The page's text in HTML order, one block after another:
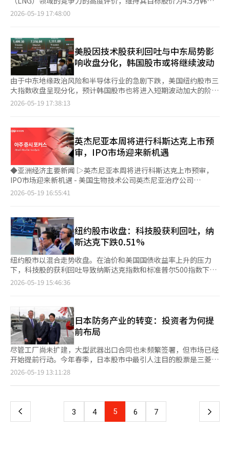
股，而科斯达克的多数股票则被忽视。在这种情况下，如果全球流
身的竞争力。然而，韩国的代表性成长企业却转向科斯皮，导致科
斯达克的身份和竞争力都在减弱。成长企业培育的市场未能持续享
有其成果。 科斯达克的结构改善已是迫在眉睫的任务。然而，仅
仅清理几个便士股的措施是不够的。如果不能创造出优质企业和长
期投资资金能够持续留存的生态系统，科斯达克将继续沦为“创新
企业市场”而非“前往科斯皮的短暂停留地”。如果这样，韩国股
市将继续重复“八千皮的庆典”和“千科达克的低迷”这一畸形的
两极化现象。 李在明政府成立已近一年。在此期间，科斯皮已
克”。因此，当前政府实现韩国资本市场活跃化的政策目标达成率
仅为50%，算是半成功。现在是时候加强政府对“2000科达
克”、“3000科达克”的决心，快速推进相关措施。 ※ 本报道经
人工智能（AI）系统翻译与编辑。
剂“HM15275”同样被视为核心管线。目前该候选药物正在进行
临床二期，预计在肥胖和代谢疾病领域具备竞争力。近期，全球市
等多重目标的战略变得尤为重要。业内人士认为，韩美制药积累的
长效平台技术和代谢疾病研究能力在这一领域具有竞争力。 在罕
见疾病领域，期待感也在持续。先天性高胰岛素血症治疗药物“埃
非格鲁卡根”目前处于临床二期阶段。先天性高胰岛素血症患者数
量较少，但治疗选择有限，被认为是罕见疾病。罕见疾病治疗药物
在临床成功时，通常具有较高的药价和快速的市场进入优势。全球
大型制药公司积极扩展罕见疾病产品组合，因此技术转让的可能性
也在不断被提及。 韩美证券研究员金善雅表示：“韩美制药的核
少，且在全球市场变化中迅速调整战略。”她预测：“短期内，
EASL的变量和技术转让时点可能导致股价波动，但随着下半年临
近，韩美制药有很大可能再次成为首选股。”
值比例的扩大，机构投资者对SK平方的纳入需求也可能增加，这
也是SK平方相对于SK海力士表现出更高贝塔值的主要原因。” 他
SK海力士20%以上的控股权。”他认为：“如果预计SK海力士的
股价将进一步上涨，那么扩大SK平方的持股比例也是有效的策
略。” ※ 本报道经人工智能（AI）系统翻译与编辑。
元，并给予“买入”投资评级。 LS证券研究员金世妍表示：“我
确定了目标股价。” 她进一步分析称：“假设团队韩国核电管道
的逐步收入化，大宇建设的核电收入峰值预计将在2033年。” 根
据LS证券的数据显示，第一季度营业利润为2556亿韩元，同比增
加68.9%，超出市场预期的1165亿韩元，创下盈利惊喜。 金研究
员指出：“由于去年年底的工期延误和未售出房产的减值，反映了
业务部门整体的重大损失，因此本季度出现健康的盈利反转是业绩
惊喜的主要原因。” 她还表示：“虽然一次性收益如结算收益和
预定成本调整等因素有所影响，但住宅和工厂部门的余额利润比预
认余额利润并保持良好业绩。” 特别是对团队韩国的招标可能性
给予了高度评价。她提到：“大宇建设在捷克的杜科瓦尼核电站施
工合同预计将签署，而团队韩国在越南宁顺第二核电站的招标可能
性将为大宇建设带来重要的动力。” 此外，她还提到：“我们正
在争取巴布亚新几内亚的全球LNG的额外订单，施工业绩在未来提
高了进入包括阿拉斯加LNG在内的北美市场的预期。”※ 本报道
经人工智能（AI）系统翻译与编辑。
2026-05-19 17:48:00
美股因技术股获利回吐与中东局势影
响收盘分化，韩国股市或将继续波动
由于中东地缘政治风险和半导体行业的急剧下跌，美国纽约股市三
大指数收盘呈现分化，预计韩国股市也将进入短期波动加大的阶
段。近期，韩国综合股价指数首次突破8000点后，市场出现了急
易所的道琼斯工业平均指数上涨0.32%，而标准普尔500指数下跌
0.07%，纳斯达克指数下跌0.51%。费城半导体指数则暴跌
2.47%。 市场在开盘初期受到中东风险、利率压力和技术股获利回
吐的影响，波动剧烈。然而，美国总统唐纳德·特朗普表示将推迟
对伊朗的军事行动，导致美国国债收益率的急剧上升有所缓解，因
此股市的跌幅也有所缩小。 从行业来看，以半导体为主的技术股
表现疲软。西部数据首席执行官在JP摩根会议上提到新工厂和设备
扩建需要相当长的时间，突显了内存供应瓶颈的担忧。因此，西部
5%，导致内存相关股票普遍出现获利回吐。 尤其是特朗普总统在
美中领导人会晤中对台湾防卫问题发出的不确定信息，也刺激了对
半导体供应链的担忧。近期因人工智能（AI）需求扩大而急剧上涨
的半导体股面临压力，可能会影响国内半导体股的投资情绪。 尽
管在18日美国纳斯达克大幅下跌和美国国债收益率上升的压力下，
韩国股市在盘中回升，表现相对稳健。韩国综合股价指数在开盘初
期跌至7100点，但在三星电子劳资风险缓解和低价买入资金的推
动下，最终收于7516.04点，较前一交易日上涨0.31%。而科斯达
人分别净买入1.3912万亿韩元和2.2086万亿韩元，而外国投资者则
净卖出3.6515万亿韩元。三星电子因法院部分支持对工会的违法争
议行为禁令申请，股价上涨3.88%，SK海力士也上涨1.15%。电气
电子行业上涨2.01%，推动了指数的反弹。 然而，市场预测，由于
美国半导体股的急剧下跌，韩国股市在开盘初期可能会出现以半导
体为中心的波动加大。MSCI韩国ETF下跌1.54%，而韩国综合股价
指数的夜间期货也下跌1.88%。美元兑韩元汇率在首尔外汇市场收
于1500.30韩元，夜间交易中降至1492.90韩元。 市场关注到，近
由于上涨速度异常迅速，短期获利回吐的需求自然增加。
Kiwoom证券研究员韩志英表示：“当前市场对美国10年期国债收
益率上升和中东风险等外部因素反应敏感，但本质上是8000点突
2026-05-19 17:38:13
英杰尼亚本周将进行科斯达克上市预
审，IPO市场迎来新机遇
◆亚洲经济主要新闻 ▷英杰尼亚本周将进行科斯达克上市预审，
IPO市场迎来新机遇 - 美国生物技术公司英杰尼亚治疗公司
（InGenia Therapeutics）将在本周公布科斯达克上市的预审结
业将陆续加入上市行列。 - 开发阿尔茨海默病治疗药物的阿德尔公
司预计将在下半年上市，企业估值约为4000亿韩元。 - 目前，该公
司正在通过专业评估机构进行技术性评估的复审程序，以便正式申
请预审。 - 专注于AI基础设施和大型语言模型（LLM）管理软件的
公司RavelUp也计划在本周提交上市预审申请。 ◆主要报告 ▷单
一股票杠杆ETF推出的影响 - 预计在5月27日，三星电子和SK海力
士的单一股票杠杆及反向2倍ETF将正式推出。 - 初期预计将有大
量资金流入，但对实际股价方向的影响可能有限。 - 科斯皮200
SK海力士的比重已经很高。 - 去年在香港股市上市的单一股票杠杆
ETF规模也超过10万亿韩元。 - 这些杠杆ETF的供需与股价方向之
间的相关性较低。 - 在美国的单一股票杠杆ETF案例中，如英伟达
和特斯拉也显示出相似的特点。 - 杠杆ETF通过每日再平衡的方
式，当股价上涨（下跌）时进行额外买入（卖出）。 - 单一股票杠
杆ETF更可能集中于收盘时的供需，从而扩大短期波动性，而非关
注股价的中长期方向。 - 此外，4月2日，美国股市推出了以三星电
子和SK海力士为主的内存半导体ETF。 - 通过美国股市，三星电子
和SK海力士的投资需求也在积极流入。 ◆市场收盘后（18日）主
应用公司因反向交易导致最大股东变更（大光→李在信） ▷Zolz
进行10亿韩元规模的第三方配售增资 ▷HDC旗下的爱帕克英昌，
恢复重整程序 ▷AutoCrypto签订29亿韩元规模的车辆网络安全相
2026-05-19 16:55:41
纽约股市收盘：科技股获利回吐，纳
斯达克下跌0.51%
纽约股市以混合走势收盘。在油价和美国国债收益率上升的压力
下，科技股的获利回吐导致纳斯达克指数和标准普尔500指数下
跌，而道琼斯指数则小幅上涨。 在18日（当地时间）纽约证券交
（0.07%），收于7403.05点，纳斯达克综合指数下跌134.41点
（0.51%），收于26090.73点。 科技股的疲软拖累了指数。标准
普尔500指数中的信息技术行业下跌0.97%，费城半导体指数下跌
3.3%。在本周即将发布财报的背景下，英伟达股价下跌1.3%。由
于近期人工智能（AI）半导体股迅速上涨，获利回吐的压力加大。
油价和利率的上升也对成长股造成了压力。美国西德克萨斯中质原
油（WTI）收于每桶108.66美元，布伦特原油收于112.10美元。由
于对伊朗战争导致霍尔木兹海峡原油运输受阻的担忧，油价上涨。
美国10年期国债收益率在盘中一度上升至4.659%，创下2025年2
而高利率则导致科技股的估值压力。 不过，由于美国总统唐纳德
·特朗普决定暂时推迟对伊朗的军事行动并留有谈判余地，市场的
2026-05-19 15:46:36
日本防务产业的转变：投资者为何提
前布局
尽管工厂尚未扩建，大型武器出口合同也未频繁签署，但市场已经
开始提前行动。今年春季，日本股市中最引人注目的股票是三菱电
机。自3月底以来，股价开始上涨，并在本月创下历史新高。投资
宙技术方面的潜力。美国总统特朗普的下一代防空系统“金顶”构
防务、宇宙技术成为新的增长动力。 投资者所看重的并非当前的
日本防务产业，而是防务预算增加、出口管制解除以及全球军事开
2026-05-19 13:11:28
上
页
3 4 5 6 7 下